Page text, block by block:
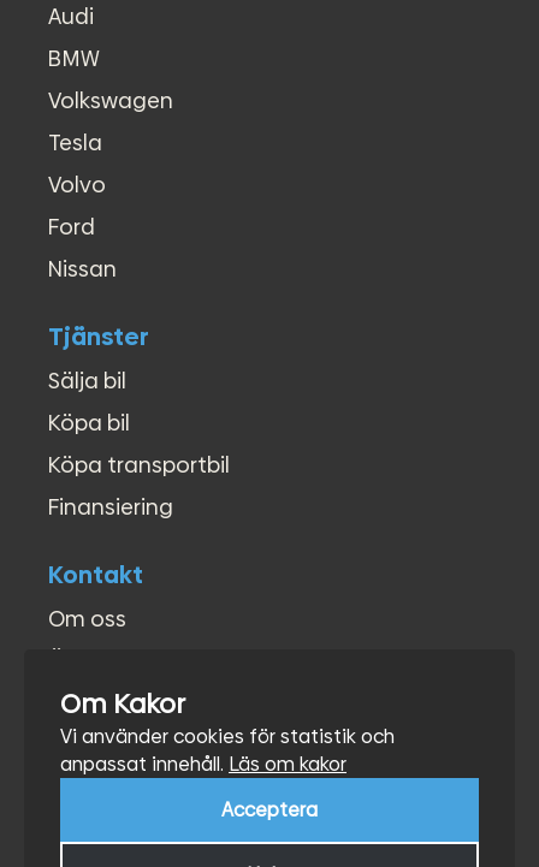
Audi
BMW
Volkswagen
Tesla
Volvo
Ford
Nissan
Tjänster
Sälja bil
Köpa bil
Köpa transportbil
Finansiering
Kontakt
Om oss
Kontakt
Hitta hit
Om Kakor
Vi använder cookies för statistik och
anpassat innehåll. Läs om kakor
Acceptera